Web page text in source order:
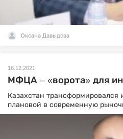
Оксана Давыдова
16.12.2021
МФЦА – «ворота» для
Казахстан трансформировался
плановой в современную